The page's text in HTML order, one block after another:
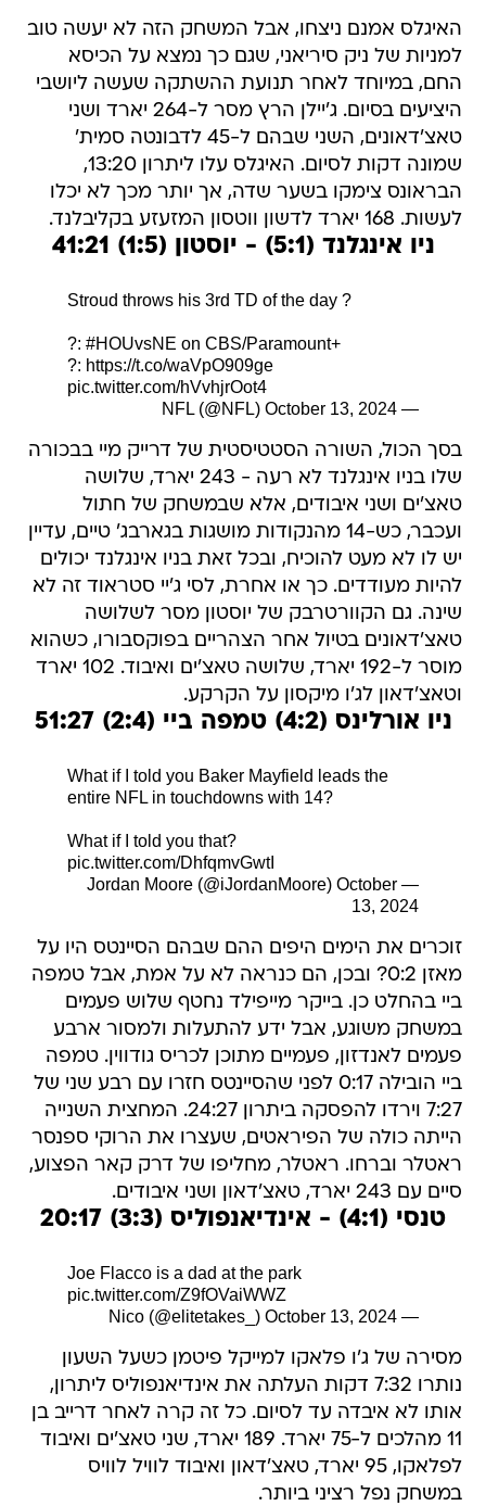
האיגלס אמנם ניצחו, אבל המשחק הזה לא יעשה טוב
למניות של ניק סיריאני, שגם כך נמצא על הכיסא
החם, במיוחד לאחר תנועת ההשתקה שעשה ליושבי
היציעים בסיום. ג'יילן הרץ מסר ל-264 יארד ושני
טאצ'דאונים, השני שבהם ל-45 לדבונטה סמית'
שמונה דקות לסיום. האיגלס עלו ליתרון 13:20,
הבראונס צימקו בשער שדה, אך יותר מכך לא יכלו
לעשות. 168 יארד לדשון ווטסון המזעזע בקליבלנד.
ניו אינגלנד (5:1) - יוסטון (1:5) 41:21
Stroud throws his 3rd TD of the day ?
?:#HOUvsNE on CBS/Paramount+
?: https://t.co/waVpO909ge
pic.twitter.com/hVvhjrOot4
— NFL (@NFL)
October 13, 2024
בסך הכול, השורה הסטטיסטית של דרייק מיי בבכורה
שלו בניו אינגלנד לא רעה - 243 יארד, שלושה
טאצ'ים ושני איבודים, אלא שבמשחק של חתול
ועכבר, כש-14 מהנקודות מושגות בגארבג' טיים, עדיין
יש לו לא מעט להוכיח, ובכל זאת בניו אינגלנד יכולים
להיות מעודדים. כך או אחרת, לסי ג'יי סטראוד זה לא
שינה. גם הקוורטרבק של יוסטון מסר לשלושה
טאצ'דאונים בטיול אחר הצהריים בפוקסבורו, כשהוא
מוסר ל-192 יארד, שלושה טאצ'ים ואיבוד. 102 יארד
וטאצ'דאון לג'ו מיקסון על הקרקע.
ניו אורלינס (4:2) טמפה ביי (2:4) 51:27
What if I told you Baker Mayfield leads the
entire NFL in touchdowns with 14?
What if I told you that?
pic.twitter.com/DhfqmvGwtI
— Jordan Moore (@iJordanMoore)
October
13, 2024
זוכרים את הימים היפים ההם שבהם הסיינטס היו על
מאזן 0:2? ובכן, הם כנראה לא על אמת, אבל טמפה
ביי בהחלט כן. בייקר מייפילד נחטף שלוש פעמים
במשחק משוגע, אבל ידע להתעלות ולמסור ארבע
פעמים לאנדזון, פעמיים מתוכן לכריס גודווין. טמפה
ביי הובילה 0:17 לפני שהסיינטס חזרו עם רבע שני של
7:27 וירדו להפסקה ביתרון 24:27. המחצית השנייה
הייתה כולה של הפיראטים, שעצרו את הרוקי ספנסר
ראטלר וברחו. ראטלר, מחליפו של דרק קאר הפצוע,
סיים עם 243 יארד, טאצ'דאון ושני איבודים.
טנסי (4:1) - אינדיאנפוליס (3:3) 20:17
Joe Flacco is a dad at the park
pic.twitter.com/Z9fOVaiWWZ
— Nico (@elitetakes_)
October 13, 2024
מסירה של ג'ו פלאקו למייקל פיטמן כשעל השעון
נותרו 7:32 דקות העלתה את אינדיאנפוליס ליתרון,
אותו לא איבדה עד לסיום. כל זה קרה לאחר דרייב בן
11 מהלכים ל-75 יארד. 189 יארד, שני טאצ'ים ואיבוד
לפלאקו, 95 יארד, טאצ'דאון ואיבוד לוויל לוויס
במשחק נפל רציני ביותר.